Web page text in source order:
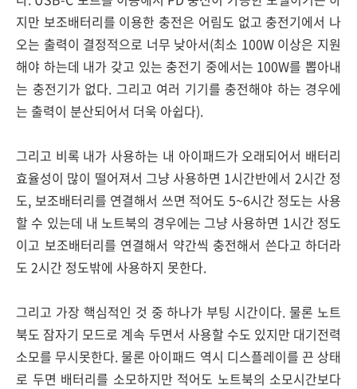
지만 보조배터리를 이용한 충전은 어림도 없고 충전기에서 나
오는 출력이 결정적으로 너무 낮아서(최소 100W 이상은 지원
해야 하는데 내가 갖고 있는 충전기 중에서는 100W를 뽑아내
는 충전기가 없다. 그리고 여러 기기를 충전해야 하는 경우에
는 출력이 분산되어서 더욱 아쉽다).
그리고 비록 내가 사용하는 내 아이패드가 오래되어서 배터리
효율성이 많이 떨어져서 그냥 사용하면 1시간반에서 2시간 정
도, 보조배터리를 연결해서 쓰면 적어도 5~6시간 정도는 사용
할 수 있는데 내 노트북의 경우에는 그냥 사용하면 1시간 정도
이고 보조배터리를 연결해서 약간씩 충전해서 쓴다고 하더라
도 2시간 정도밖에 사용하지 못한다.
그리고 가장 핵심적인 것 중 하나가 부팅 시간이다. 물론 노트
북도 잠자기 모드로 계속 두면서 사용할 수도 있지만 대기전력
소모를 무시못한다. 물론 아이패드 역시 디스플레이를 끈 상태
로 두면 배터리를 소모하지만 적어도 노트북의 소모시간보다